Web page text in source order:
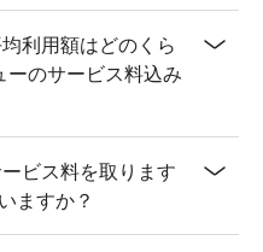
利用額はどのくら
のサービス料込み
ビス料を取ります
ますか？